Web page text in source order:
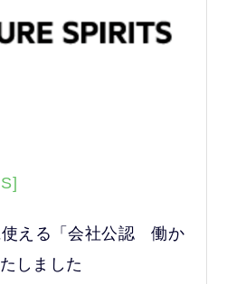
使える「会社公認 働か
しました